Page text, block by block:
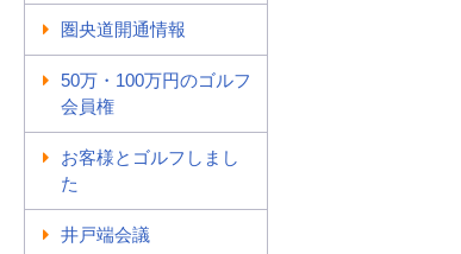
圏央道開通情報
50万・100万円のゴルフ
会員権
お客様とゴルフしまし
た
井戸端会議